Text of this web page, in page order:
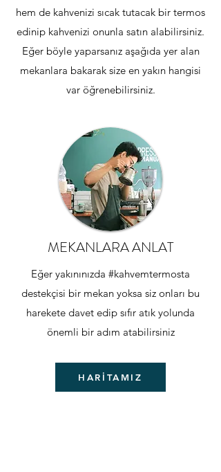
hem de kahvenizi sıcak tutacak bir termos
edinip kahvenizi onunla satın alabilirsiniz.
Eğer böyle yaparsanız aşağıda yer alan
mekanlara bakarak size en yakın hangisi
var öğrenebilirsiniz.
MEKANLARA ANLAT
Eğer yakınınızda #kahvemtermosta
destekçisi bir mekan yoksa siz onları bu
harekete davet edip sıfır atık yolunda
önemli bir adım atabilirsiniz
HARİTAMIZ